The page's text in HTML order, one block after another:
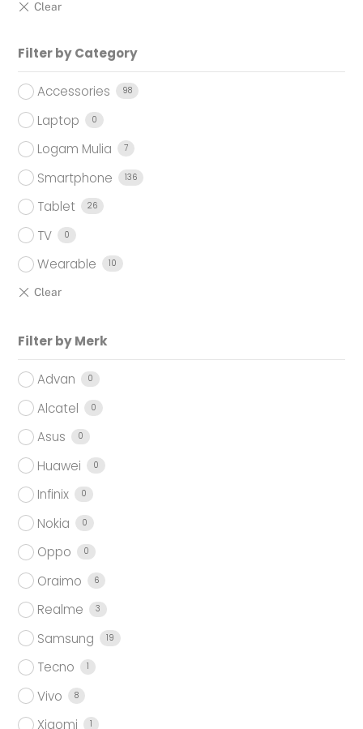
Filter by Category
Accessories 98
Laptop 0
Logam Mulia 7
Smartphone 136
Tablet 26
TV 0
Wearable 10
Filter by Merk
Advan 0
Alcatel 0
Asus 0
Huawei 0
Infinix 0
Nokia 0
Oppo 0
Oraimo 6
Realme 3
Samsung 19
Tecno 1
Vivo 8
Xiaomi 1